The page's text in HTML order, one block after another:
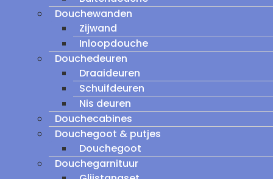
Douchewanden
Zijwand
Inloopdouche
Douchedeuren
Draaideuren
Schuifdeuren
Nis deuren
Douchecabines
Douchegoot & putjes
Douchegoot
Douchegarnituur